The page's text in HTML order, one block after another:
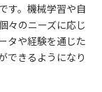
す。機械学習や自
々のニーズに応じ
タや経験を通じた
できるようになり